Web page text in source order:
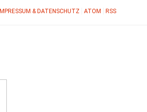
IMPRESSUM & DATENSCHUTZ ATOM RSS